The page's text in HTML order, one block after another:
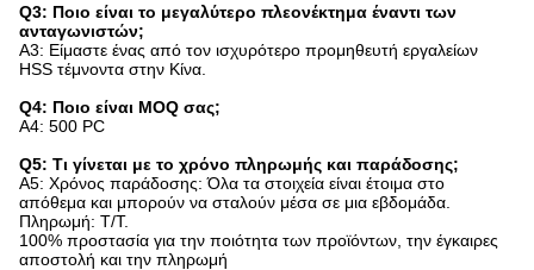
Q3: Ποιο είναι το μεγαλύτερο πλεονέκτημα έναντι των
ανταγωνιστών;
A3: Είμαστε ένας από τον ισχυρότερο προμηθευτή εργαλείων
HSS τέμνοντα στην Κίνα.
Q4: Ποιο είναι MOQ σας;
A4: 500 PC
Q5: Τι γίνεται με το χρόνο πληρωμής και παράδοσης;
A5: Χρόνος παράδοσης: Όλα τα στοιχεία είναι έτοιμα στο
απόθεμα και μπορούν να σταλούν μέσα σε μια εβδομάδα.
Πληρωμή: T/T.
100% προστασία για την ποιότητα των προϊόντων, την έγκαιρες
αποστολή και την πληρωμή